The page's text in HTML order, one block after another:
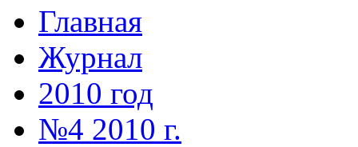
Главная
Журнал
2010 год
№4 2010 г.